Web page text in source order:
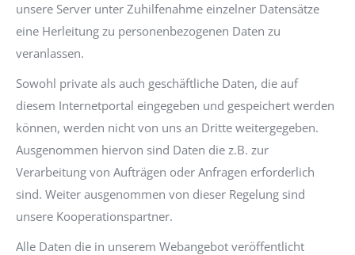
unsere Server unter Zuhilfenahme einzelner Datensätze
eine Herleitung zu personenbezogenen Daten zu
veranlassen.
Sowohl private als auch geschäftliche Daten, die auf
diesem Internetportal eingegeben und gespeichert werden
können, werden nicht von uns an Dritte weitergegeben.
Ausgenommen hiervon sind Daten die z.B. zur
Verarbeitung von Aufträgen oder Anfragen erforderlich
sind. Weiter ausgenommen von dieser Regelung sind
unsere Kooperationspartner.
Alle Daten die in unserem Webangebot veröffentlicht